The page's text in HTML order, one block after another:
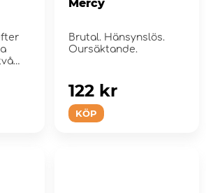
Mercy
Brutal. Hänsynslös.
Oursäktande.
KÖP
122 kr